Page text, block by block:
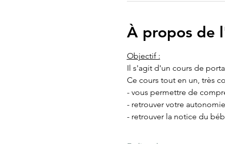
À propos de
Objectif :
Il s'agit d'un cours de
Ce cours tout en un, très
- vous permettre de
- retrouver votre
- retrouver la notice du